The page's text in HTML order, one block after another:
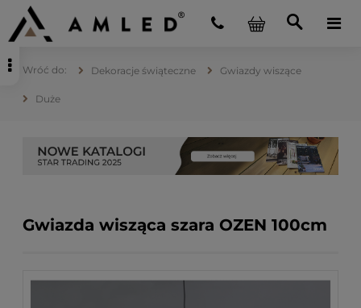
Dekoracje świąteczne Gwiazdy wiszące
Duże
Gwiazda wisząca szara OZEN 100cm